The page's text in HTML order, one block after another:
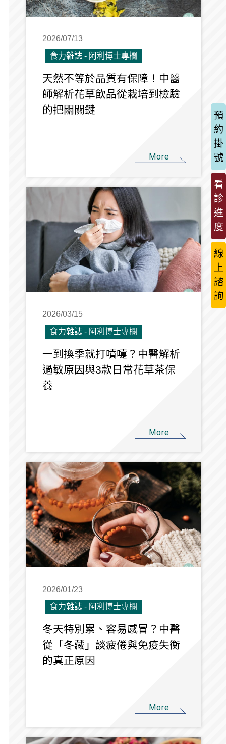
預
約
掛
號
看
診
進
度
線
上
諮
詢
2026/07/13
食力雜誌 - 阿利博士專欄
天然不等於品質有保障！中醫
師解析花草飲品從栽培到檢驗
的把關關鍵
More
2026/03/15
食力雜誌 - 阿利博士專欄
一到換季就打噴嚏？中醫解析
過敏原因與3款日常花草茶保
養
More
2026/01/23
食力雜誌 - 阿利博士專欄
冬天特別累、容易感冒？中醫
從「冬藏」談疲倦與免疫失衡
的真正原因
More